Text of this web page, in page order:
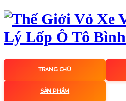
TRANG CHỦ
SẢN PHẨM